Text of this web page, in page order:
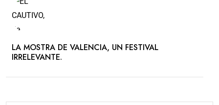
LA MOSTRA DE VALENCIA, UN FESTIVAL
IRRELEVANTE.